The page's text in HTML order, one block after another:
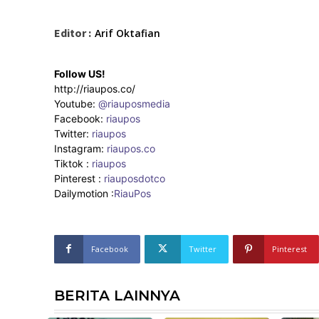
Editor : Arif Oktafian
Follow US!
http://riaupos.co/
Youtube: @riauposmedia
Facebook: riaupos
Twitter: riaupos
Instagram: riaupos.co
Tiktok : riaupos
Pinterest : riauposdotco
Dailymotion :RiauPos
Facebook Twitter Pinterest
BERITA LAINNYA